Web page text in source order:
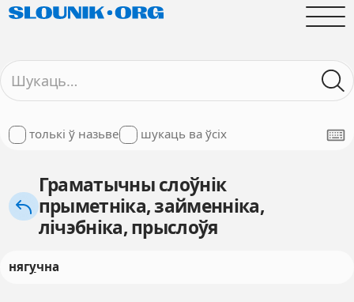
толькі ў назьве шукаць ва ўсіх
Граматычны слоўнік
прыметніка, займенніка,
лічэбніка, прыслоўя
нягучна